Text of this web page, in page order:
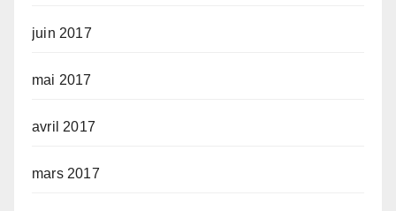
juin 2017
mai 2017
avril 2017
mars 2017